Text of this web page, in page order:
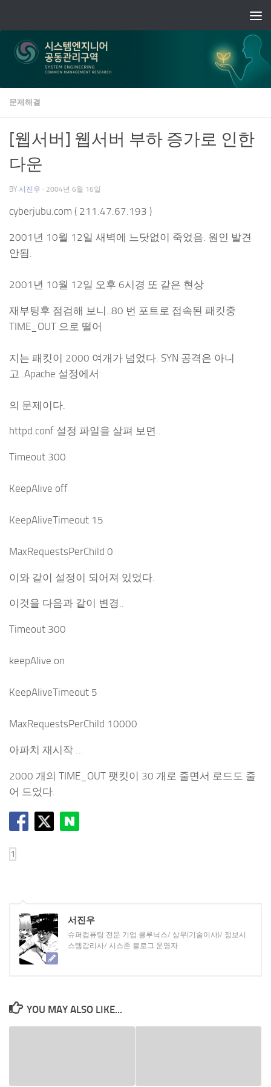
문제해결
[웹서버] 웹서버 부하 증가로 인한
다운
BY 서진우 · 2004년 6월 16일
cyberjubu.com ( 211.47.67.193 )
2001년 10월 12일 새벽에 느닷없이 죽었음. 원인 발견
안됨.
2001년 10월 12일 오후 6시경 또 같은 현상
재부팅후 점검해 보니..80 번 포트로 접속된 패킷중
TIME_OUT 으로 떨어
지는 패킷이 2000 여개가 넘었다. SYN 공격은 아니
고..Apache 설정에서
의 문제이다.
httpd.conf 설정 파일을 살펴 보면..
Timeout 300
KeepAlive off
KeepAliveTimeout 15
MaxRequestsPerChild 0
이와 같이 설정이 되어져 있었다.
이것을 다음과 같이 변경..
Timeout 300
keepAlive on
KeepAliveTimeout 5
MaxRequestsPerChild 10000
아파치 재시작 …
2000 개의 TIME_OUT 팻킷이 30 개로 줄면서 로드도 줄
어 드었다.
서진우
슈퍼컴퓨팅 전문 기업 클루닉스/ 상무(기술이사)/ 정보시
스템감리사/ 시스존 블로그 운영자
YOU MAY ALSO LIKE...